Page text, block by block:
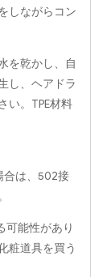
しながらコン
を乾かし、自
し、ヘアドラ
い。TPE材料
合は、502接
可能性があり
粧道具を買う